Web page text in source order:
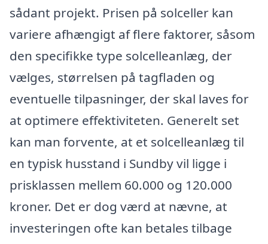
sådant projekt. Prisen på solceller kan
variere afhængigt af flere faktorer, såsom
den specifikke type solcelleanlæg, der
vælges, størrelsen på tagfladen og
eventuelle tilpasninger, der skal laves for
at optimere effektiviteten. Generelt set
kan man forvente, at et solcelleanlæg til
en typisk husstand i Sundby vil ligge i
prisklassen mellem 60.000 og 120.000
kroner. Det er dog værd at nævne, at
investeringen ofte kan betales tilbage